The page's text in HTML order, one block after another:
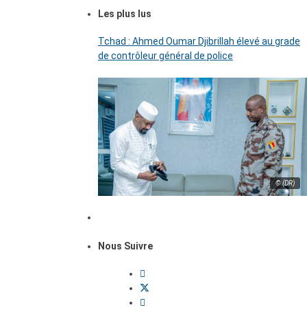
Les plus lus
Tchad : Ahmed Oumar Djibrillah élevé au grade
de contrôleur général de police
© (DR)
Nous Suivre